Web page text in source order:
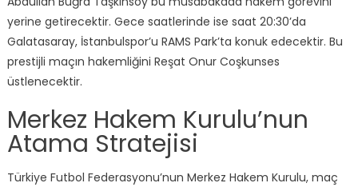
yerine getirecektir. Gece saatlerinde ise saat 20:30’da
Galatasaray, İstanbulspor’u RAMS Park’ta konuk edecektir. Bu
prestijli maçın hakemliğini Reşat Onur Coşkunses
üstlenecektir.
Merkez Hakem Kurulu’nun
Atama Stratejisi
Türkiye Futbol Federasyonu’nun Merkez Hakem Kurulu, maç